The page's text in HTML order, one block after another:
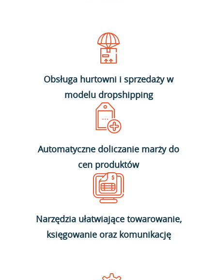
Obsługa hurtowni i sprzedaży w
modelu dropshipping
Automatyczne doliczanie marży do
cen produktów
Narzędzia ułatwiające towarowanie,
księgowanie oraz komunikację